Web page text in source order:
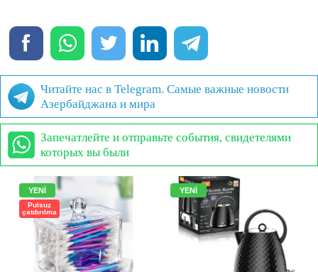
Читайте нас в Telegram. Самые важные новости
Азербайджана и мира
Запечатлейте и отправьте события, свидетелями
которых вы были